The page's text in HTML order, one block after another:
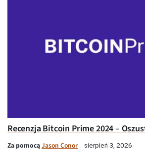
Recenzja Bitcoin Prime 2024 –
Za pomocąJason Conor sierpień 3, 2026